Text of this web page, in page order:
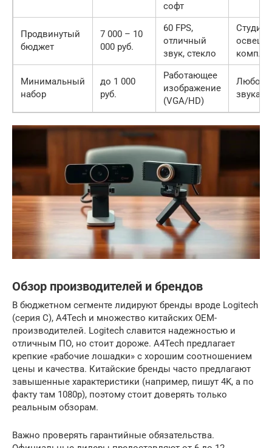
софт
Продвинутый
бюджет
7 000 – 10
000 руб.
60 FPS,
отличный
звук, стекло
Минимальный
набор
до 1 000
руб.
Работающее
изображение
(VGA/HD)
Любого
звука
Обзор производителей и брендов
В бюджетном сегменте лидируют бренды вроде Logitech
(серия C), A4Tech и множество китайских OEM-
производителей. Logitech славится надежностью и
отличным ПО, но стоит дороже. A4Tech предлагает
крепкие «рабочие лошадки» с хорошим соотношением
цены и качества. Китайские бренды часто предлагают
завышенные характеристики (например, пишут 4K, а по
факту там 1080p), поэтому стоит доверять только
реальным обзорам.
Важно проверять гарантийные обязательства.